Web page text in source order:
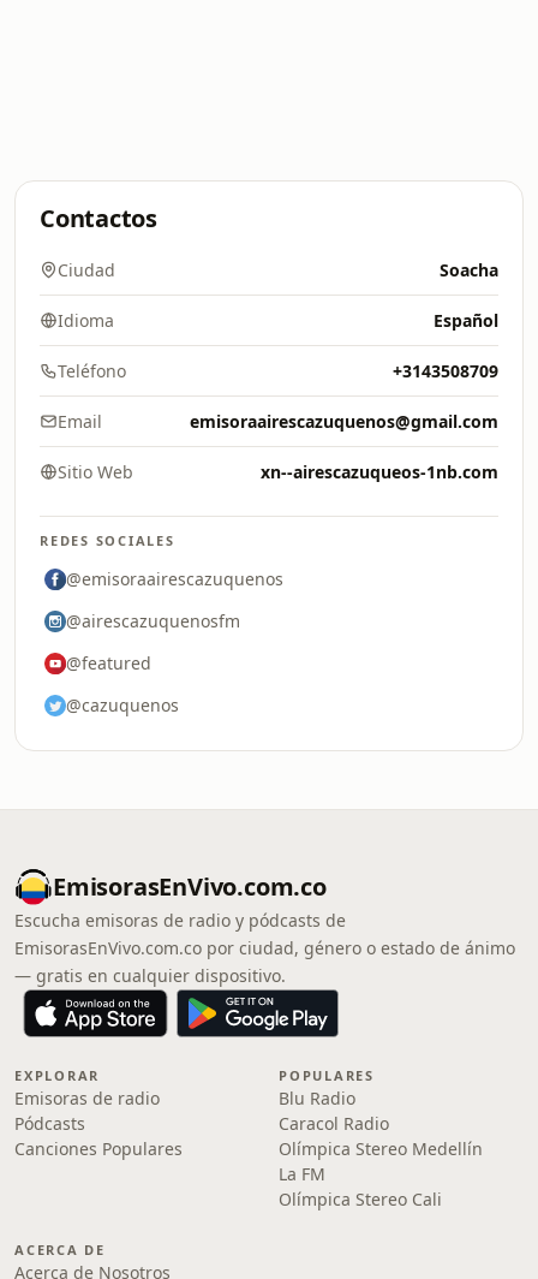
Contactos
Ciudad Soacha
Idioma Español
Teléfono +3143508709
Email emisoraairescazuquenos@gmail.com
Sitio Web xn--airescazuqueos-1nb.com
REDES SOCIALES
@emisoraairescazuquenos
@airescazuquenosfm
@featured
@cazuquenos
EmisorasEnVivo.com.co
Escucha emisoras de radio y pódcasts de
EmisorasEnVivo.com.co por ciudad, género o estado de ánimo
— gratis en cualquier dispositivo.
EXPLORAR
Emisoras de radio
Pódcasts
Canciones Populares
POPULARES
Blu Radio
Caracol Radio
Olímpica Stereo Medellín
La FM
Olímpica Stereo Cali
ACERCA DE
Acerca de Nosotros